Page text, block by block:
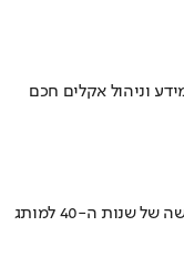
וניהול אקלים חכם
איך אסם הפכה את תקופת הצנע והמחסור הקשה של שנות ה-40 למותג